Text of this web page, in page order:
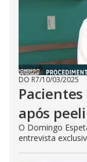
DO R7/10/03/2025
após
O Domingo
entrevista